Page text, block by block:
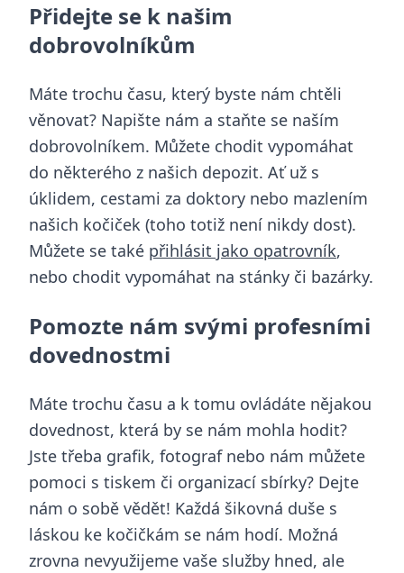
Přidejte se k našim
dobrovolníkům
Máte trochu času, který byste nám chtěli
věnovat? Napište nám a staňte se naším
dobrovolníkem. Můžete chodit vypomáhat
do některého z našich depozit. Ať už s
úklidem, cestami za doktory nebo mazlením
našich kočiček (toho totiž není nikdy dost).
Můžete se také přihlásit jako opatrovník,
nebo chodit vypomáhat na stánky či bazárky.
Pomozte nám svými profesními
dovednostmi
Máte trochu času a k tomu ovládáte nějakou
dovednost, která by se nám mohla hodit?
Jste třeba grafik, fotograf nebo nám můžete
pomoci s tiskem či organizací sbírky? Dejte
nám o sobě vědět! Každá šikovná duše s
láskou ke kočičkám se nám hodí. Možná
zrovna nevyužijeme vaše služby hned, ale